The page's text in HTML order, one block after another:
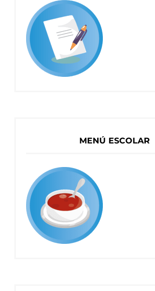
MENÚ ESCOLAR